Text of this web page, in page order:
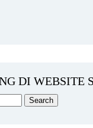
DI WEBSITE